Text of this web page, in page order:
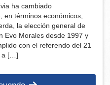
ha cambiado
en términos económicos,
la elección general de
Evo Morales desde 1997 y
con el referendo del 21
a […]